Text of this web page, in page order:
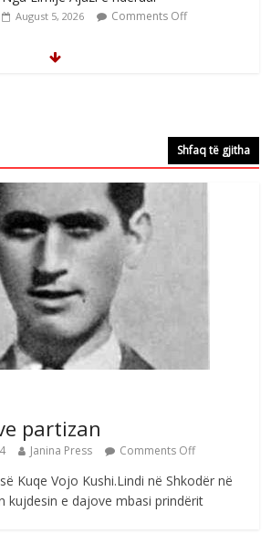
August 5, 2026 Comments Off
Comments Off
Çlirimtari Mentor Mushkolaj nderohet
me mirenjohje nga Xhevdet Qeriqi Dega
e invalidëve në Fushë Kosovë
August 4, 2026 Comments Off
Sulm , pse të dua ty
August 8, 2026 Comments Off
Shfaq të gjitha
partizan
Janina Press Comments Off
Kuqe Vojo Kushi.Lindi në Shkodër në
kujdesin e dajove mbasi prindërit